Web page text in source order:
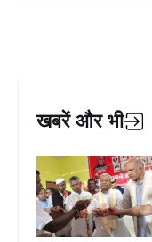
खबरें और भी